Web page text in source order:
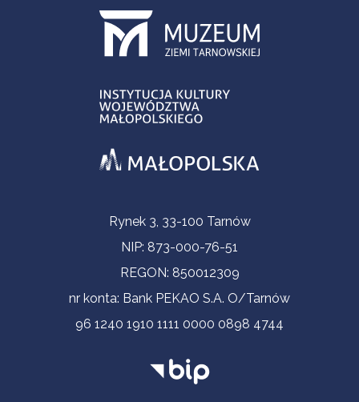
Informacje kontaktoweRynek 3, 33-100 Tarnów
NIP: 873-000-76-51
REGON: 850012309
nr konta: Bank PEKAO S.A. O/Tarnów
96 1240 1910 1111 0000 0898 4744